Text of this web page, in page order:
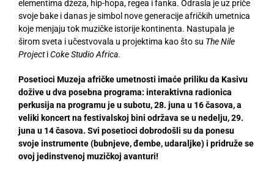
elementima džeza, hip-hopa, regea i fanka. Odrasla je uz priče
svoje bake i danas je simbol nove generacije afričkih umetnica
koje menjaju tok muzičke istorije kontinenta. Nastupala je
širom sveta i učestvovala u projektima kao što su The Nile
ProjectiCoke Studio Africa.
Posetioci Muzeja afričke umetnosti imaće priliku da Kasivu
dožive u dva posebna programa: interaktivna radionica
perkusija na programu je u subotu, 28. juna u 16 časova, a
veliki koncert na festivalskoj bini održava se u nedelju, 29.
juna u 14 časova. Svi posetioci dobrodošli su da ponesu
svoje instrumente (bubnjeve, đembe, udaraljke) i pridruže se
ovoj jedinstvenoj muzičkoj avanturi!